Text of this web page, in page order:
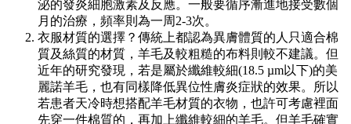
泌的發炎細胞激素及反應。一般要循序漸進地接受數個
月的治療，頻率則為一周2-3次。
衣服材質的選擇？傳統上都認為異膚體質的人只適合棉
質及絲質的材質，羊毛及較粗糙的布料則較不建議。但
近年的研究發現，若是屬於纖維較細(18.5 µm以下)的美
麗諾羊毛，也有同樣降低異位性膚炎症狀的效果。所以
若患者天冷時想搭配羊毛材質的衣物，也許可考慮裡面
先穿一件棉質的，再加上纖維較細的羊毛。但羊毛確實